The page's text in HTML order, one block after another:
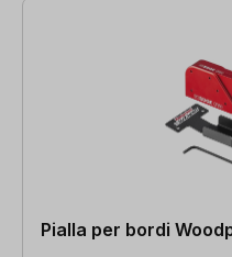
Pialla per bordi